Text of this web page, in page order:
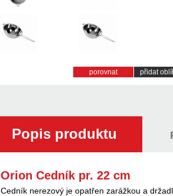
porovnat přidat
Popis produktu
Orion Cedník pr. 22 cm
Cedník nerezový je opatřen zarážkou a